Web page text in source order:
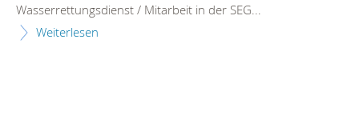
Wasserrettungsdienst / Mitarbeit in der SEG...
Weiterlesen